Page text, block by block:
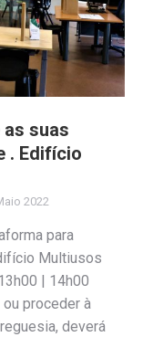
suas
. Edifício
2022
para
Multiusos
| 14h00
proceder à
deverá